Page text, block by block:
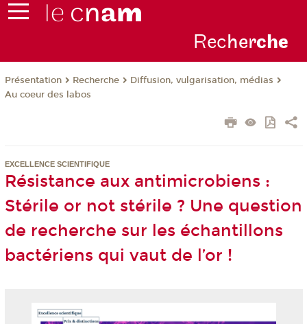
Recherche
Présentation Recherche
Diffusion, vulgarisation, médias
Au coeur des labos
EXCELLENCE SCIENTIFIQUE
Résistance aux antimicrobiens :
Stérile or not stérile ? Une question
de recherche sur les échantillons
bactériens qui vaut de l’or !